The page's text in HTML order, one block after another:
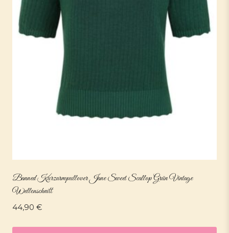
Banned Kurzarmpullover Jane Sweet Scallop Grün Vintage
Wellenschnitt
44,90 €